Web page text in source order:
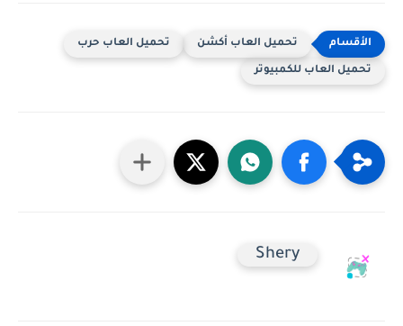
تحميل العاب أكشن تحميل العاب حرب
تحميل العاب للكمبيوتر
Shery